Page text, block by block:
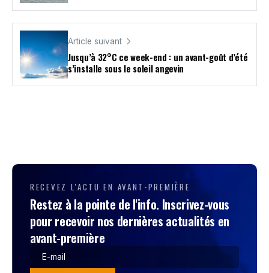
Article suivant
Jusqu’à 32°C ce week-end : un avant-goût d’été
s’installe sous le soleil angevin
RECEVEZ L'ACTU EN AVANT-PREMIÈRE
Restez à la pointe de l'info. Inscrivez-vous
pour recevoir nos dernières actualités en
avant-première